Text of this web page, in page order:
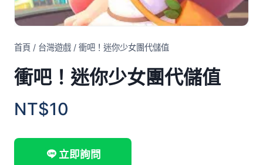
首頁 / 台灣遊戲 / 衝吧！迷你少女團代儲值
衝吧！迷你少女團代儲值
NT$10
立即詢問